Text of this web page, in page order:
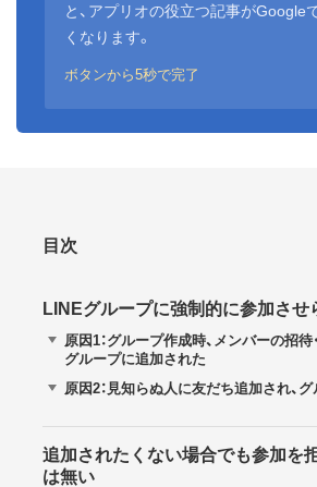
と、アプリオの役立つ記事がGoogle
くなります。
ボタンから5秒で完了
目次
LINEグループに強制的に参加させ
原因1：グループ作成時、メンバーの招待
グループに追加された
原因2：見知らぬ人に友だち追加され、
追加されたくない場合でも参加を
は無い